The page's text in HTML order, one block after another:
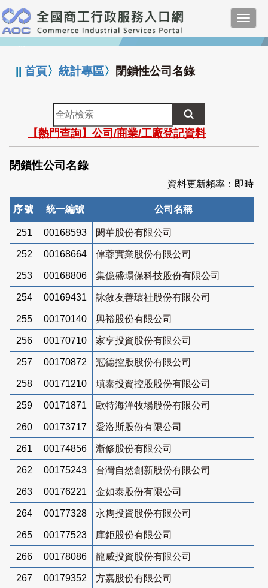
跳
到
主
要
:::
||首頁〉統計專區〉 閉鎖性公司名錄
全
站
檢
索
【熱門查詢】公司/商業/工廠登記資料
閉鎖性公司名錄
資料更新頻率：即時
序號 統一編號 公司名稱
251 00168593 閎華股份有限公司
252 00168664 偉蓉實業股份有限公司
253 00168806 集億盛環保科技股份有限公司
254 00169431 詠敘友善環社股份有限公司
255 00170140 興裕股份有限公司
256 00170710 家亨投資股份有限公司
257 00170872 冠德控股股份有限公司
258 00171210 瑱泰投資控股股份有限公司
259 00171871 歐特海洋牧場股份有限公司
260 00173717 愛洛斯股份有限公司
261 00174856 漸修股份有限公司
262 00175243 台灣自然創新股份有限公司
263 00176221 金如泰股份有限公司
264 00177328 永雋投資股份有限公司
265 00177523 庫鉅股份有限公司
266 00178086 龍威投資股份有限公司
267 00179352 方嘉股份有限公司